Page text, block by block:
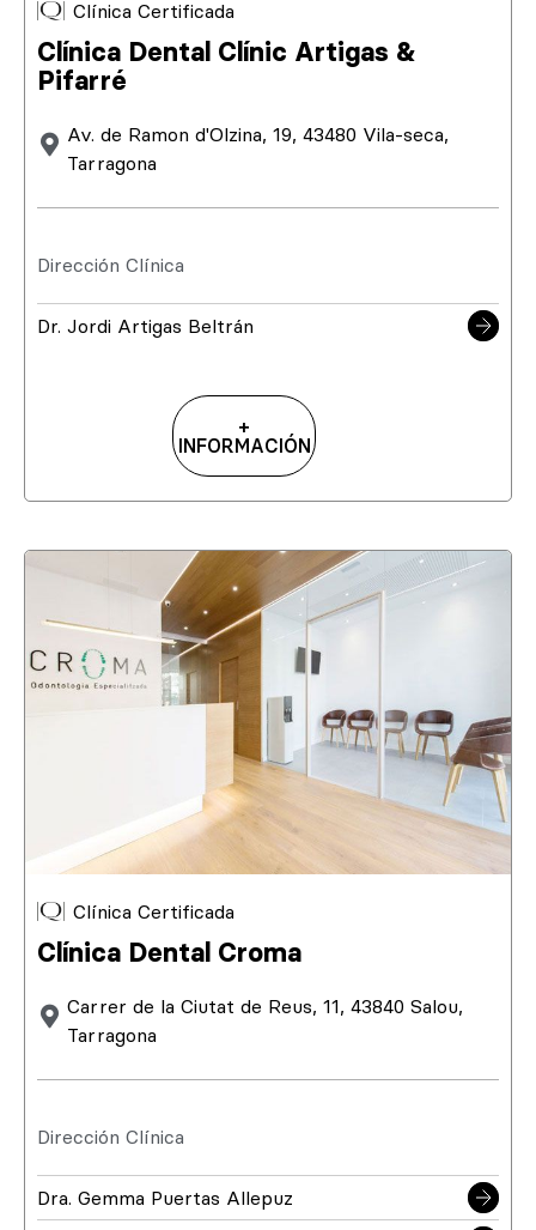
Clínica Certificada
Clínica Dental Clínic Artigas &
Pifarré
Av. de Ramon d'Olzina, 19, 43480 Vila-seca,
Tarragona
Dirección Clínica
Dr. Jordi Artigas Beltrán
+
INFORMACIÓN
Clínica Certificada
Clínica Dental Croma
Carrer de la Ciutat de Reus, 11, 43840 Salou,
Tarragona
Dirección Clínica
Dra. Gemma Puertas Allepuz